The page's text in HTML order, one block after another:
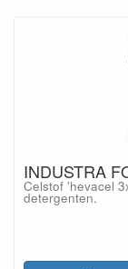
INDUSTRA
Celstof 'hevacel
detergenten.